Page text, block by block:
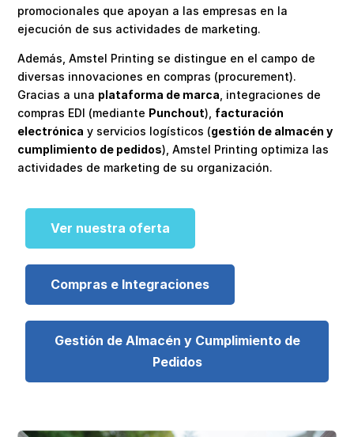
promocionales que apoyan a las empresas en la
ejecución de sus actividades de marketing.
Además, Amstel Printing se distingue en el campo de
diversas innovaciones en compras (procurement).
Gracias a una plataforma de marca , integraciones de
compras EDI (mediante Punchout), facturación
electrónica y servicios logísticos (gestión de almacén y
cumplimiento de pedidos), Amstel Printing optimiza las
actividades de marketing de su organización.
Ver nuestra oferta
Compras e Integraciones
Gestión de Almacén y Cumplimiento de
Pedidos